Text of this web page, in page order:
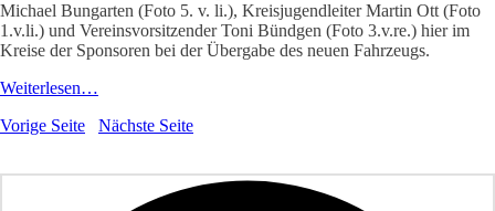
Michael Bungarten (Foto 5. v. li.), Kreisjugendleiter Martin Ott (Foto
1.v.li.) und Vereinsvorsitzender Toni Bündgen (Foto 3.v.re.) hier im
Kreise der Sponsoren bei der Übergabe des neuen Fahrzeugs.
Weiterlesen…
Vorige Seite
Nächste Seite